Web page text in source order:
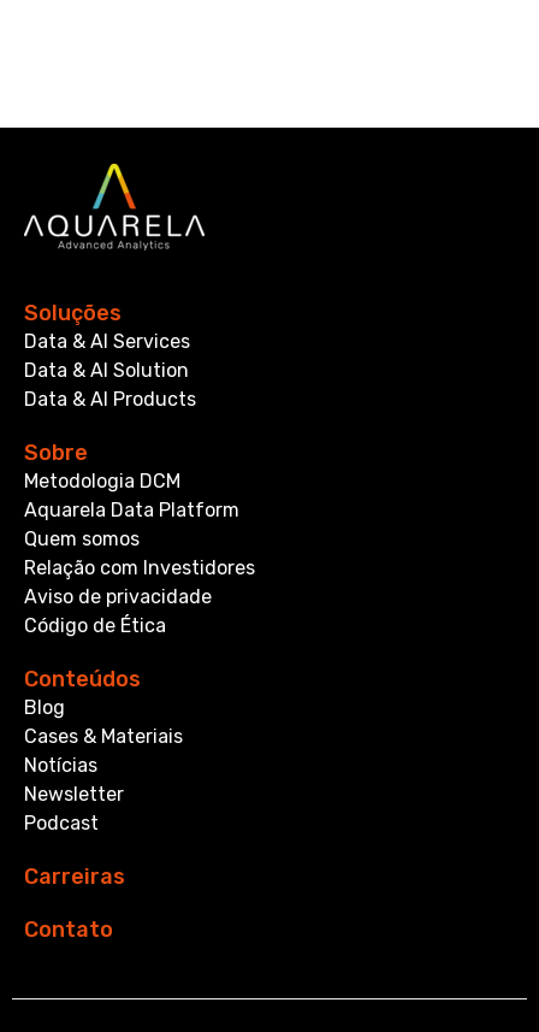
Soluções
Data & AI Services
Data & AI Solution
Data & AI Products
Sobre
Metodologia DCM
Aquarela Data Platform
Quem somos
Relação com Investidores
Aviso de privacidade
Código de Ética
Conteúdos
Blog
Cases & Materiais
Notícias
Newsletter
Podcast
Carreiras
Contato